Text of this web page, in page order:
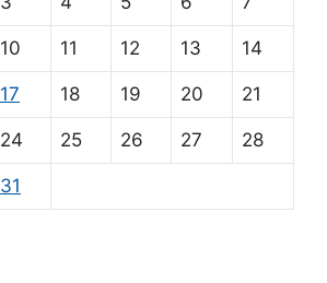
10 11 12 13 14
17 18 19 20 21
24 25 26 27 28
31